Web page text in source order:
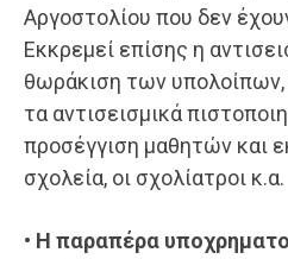
Αργοστολίου που δεν
Εκκρεμεί επίσης η
θωράκιση των υπολοίπων,
τα αντισεισμικά
προσέγγιση μαθητών και
σχολεία, οι σχολίατροι κ.α.
• Η παραπέρα